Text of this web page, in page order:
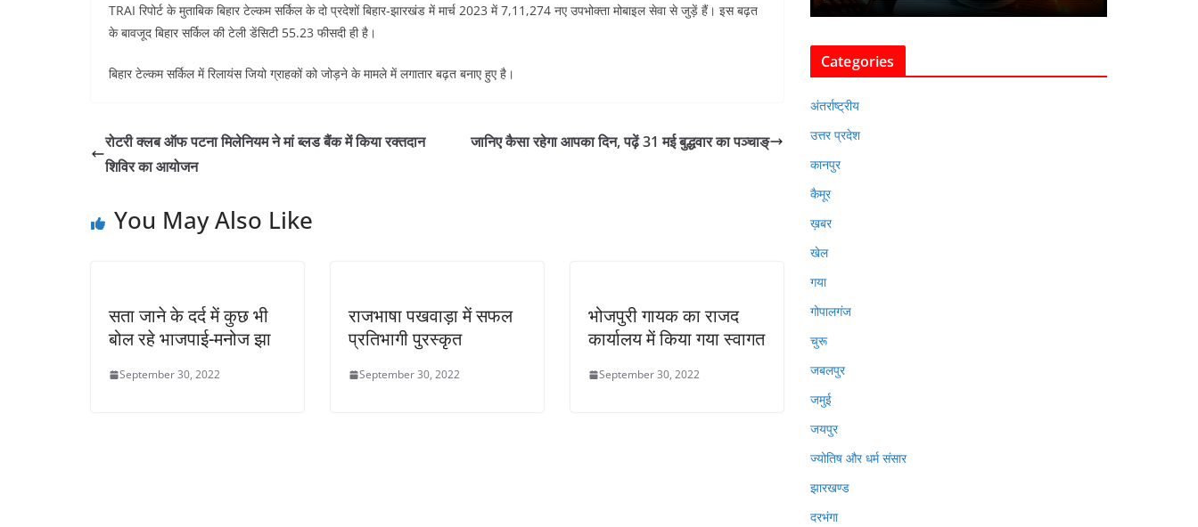
TRAI रिपोर्ट के मुताबिक बिहार टेल्कम सर्किल के दो प्रदेशों बिहार-झारखंड में मार्च 2023 में 7,11,274 नए उपभोक्ता मोबाइल सेवा से जुड़ें हैं। इस बढ़त
के बावजूद बिहार सर्किल की टेली डेंसिटी 55.23 फीसदी ही है।
बिहार टेल्कम सर्किल में रिलायंस जियो ग्राहकों को जोड़ने के मामले में लगातार बढ़त बनाए हुए है।
रोटरी क्लब ऑफ पटना मिलेनियम ने मां ब्लड बैंक में किया रक्तदान
शिविर का आयोजन
जानिए कैसा रहेगा आपका दिन, पढ़ें 31 मई बुद्धवार का पञ्चाङ्
You May Also Like
सता जाने के दर्द में कुछ भी
बोल रहे भाजपाई-मनोज झा
September 30, 2022
राजभाषा पखवाड़ा में सफल
प्रतिभागी पुरस्कृत
September 30, 2022
भोजपुरी गायक का राजद
कार्यालय में किया गया स्वागत
September 30, 2022
Categories
अंतर्राष्ट्रीय
उत्तर प्रदेश
कानपुर
कैमूर
ख़बर
खेल
गया
गोपालगंज
चुरू
जबलपुर
जमुई
जयपुर
ज्योतिष और धर्म संसार
झारखण्ड
दरभंगा